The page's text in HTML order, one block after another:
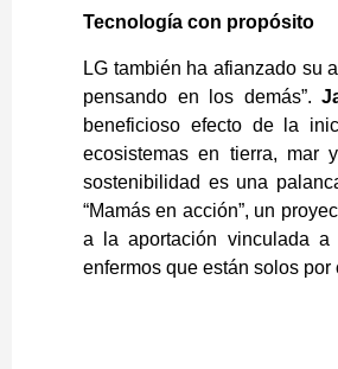
Tecnología con propósito
LG también ha afianzado su
pensando en los demás”.
beneficioso efecto de la
ecosistemas en tierra, mar
sostenibilidad es una
“Mamás en acción”, un
a la aportación vinculada
enfermos que están solos